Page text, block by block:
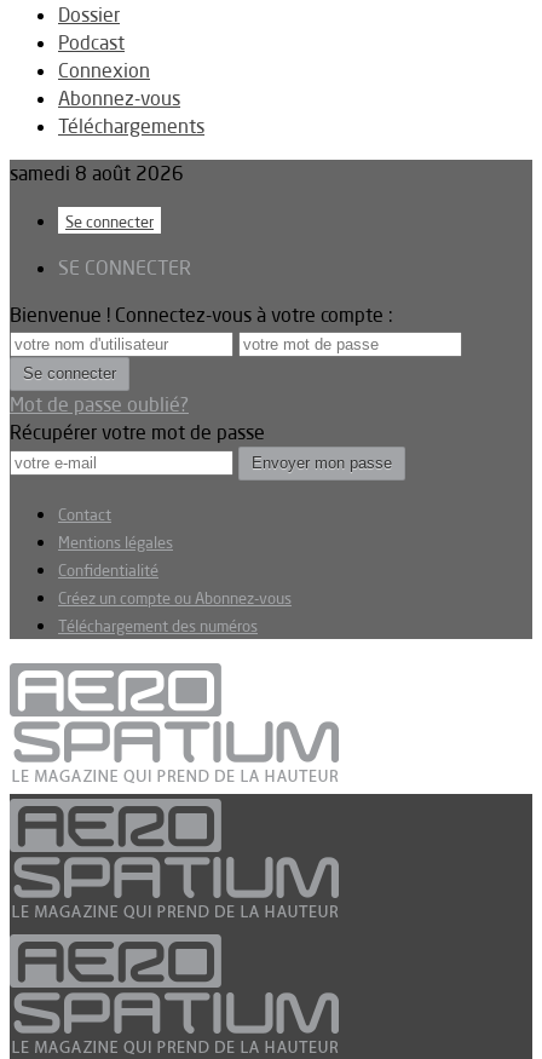
Dossier
Podcast
Connexion
Abonnez-vous
Téléchargements
samedi 8 août 2026
Se connecter
SE CONNECTER
Bienvenue ! Connectez-vous à votre compte :
Mot de passe oublié?
Récupérer votre mot de passe
Contact
Mentions légales
Confidentialité
Créez un compte ou Abonnez-vous
Téléchargement des numéros